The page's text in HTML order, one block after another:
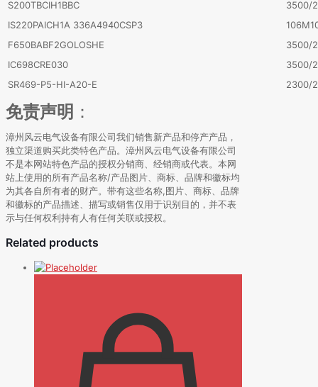
S200TBCIH1BBC
3500/
IS220PAICH1A 336A4940CSP3
F650BABF2GOLOSHE
3500/
IC698CRE030
3500/
SR469-P5-HI-A20-E
2300/
免责声明 ：
漳州风云电气设备有限公司我们销售新产品和停产产品，
独立渠道购买此类特色产品。漳州风云电气设备有限公司
不是本网站特色产品的授权分销商、经销商或代表。本网
站上使用的所有产品名称/产品图片、商标、品牌和徽标均
为其各自所有者的财产。带有这些名称,图片、商标、品牌
和徽标的产品描述、描写或销售仅用于识别目的，并不表
示与任何权利持有人有任何关联或授权。
Related products